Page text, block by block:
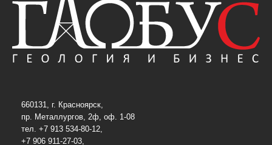
660131, г. Красноярск,
пр. Металлургов, 2ф, оф. 1-08
тел. +7 913 534-80-12,
+7 906 911-27-03,